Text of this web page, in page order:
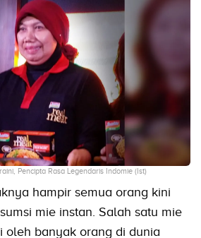
Pencipta Rasa Legendaris Indomie (Ist)
hampir semua orang kini
mie instan. Salah satu mie
oleh banyak orang di dunia